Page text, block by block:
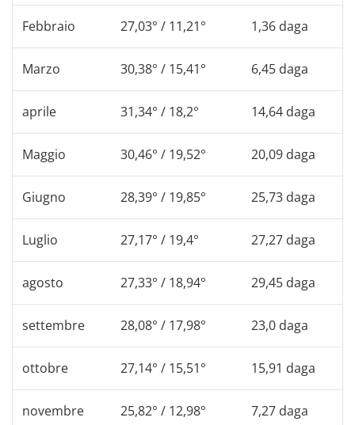
Febbraio 27,03° / 11,21° 1,36 daga
Marzo 30,38° / 15,41° 6,45 daga
aprile 31,34° / 18,2° 14,64 daga
Maggio 30,46° / 19,52° 20,09 daga
Giugno 28,39° / 19,85° 25,73 daga
Luglio 27,17° / 19,4° 27,27 daga
agosto 27,33° / 18,94° 29,45 daga
settembre 28,08° / 17,98° 23,0 daga
ottobre 27,14° / 15,51° 15,91 daga
novembre 25,82° / 12,98° 7,27 daga